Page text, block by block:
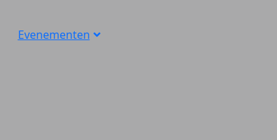
Evenementen